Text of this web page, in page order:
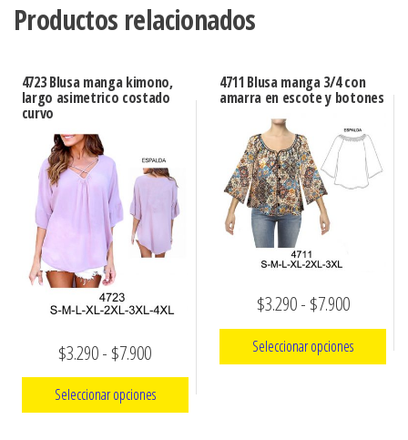
Productos relacionados
4723 Blusa manga kimono,
largo asimetrico costado
curvo
$3.290- $7.900Rango
de
precios:
Seleccionar opciones
4711 Blusa manga 3/4 con
amarra en escote y botones
$3.290- $7.900Rango
de
precios:
Seleccionar opciones